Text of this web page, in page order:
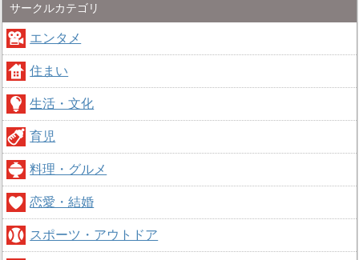
サークルカテゴリ
エンタメ
住まい
生活・文化
育児
料理・グルメ
恋愛・結婚
スポーツ・アウトドア